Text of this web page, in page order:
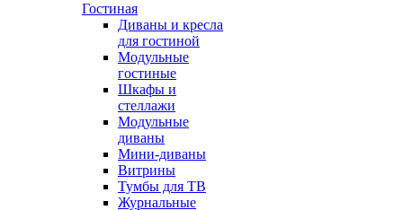
Гостиная
Диваны и кресла
для гостиной
Модульные
гостиные
Шкафы и
стеллажи
Модульные
диваны
Мини-диваны
Витрины
Тумбы для ТВ
Журнальные